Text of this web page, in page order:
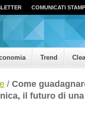
COMUNICATI
Trend
/ Come
il futuro di